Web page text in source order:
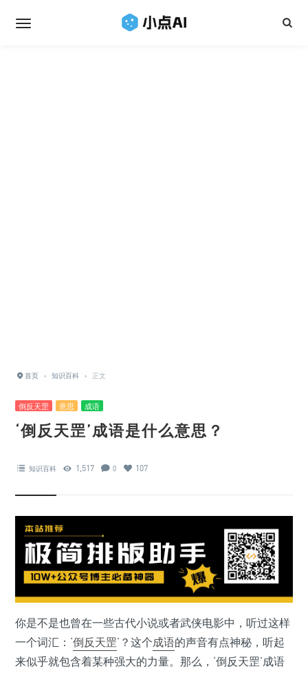
首页 › 知识百科 › 正文
倒反天罡 意思 成语
‘倒反天罡’成语是什么意思？
知识百科 1,517 0 107
你是不是也曾在一些古代小说或者武侠电影中，听过这样
一个词汇：‘倒反天罡’？这个成语的声音有点神秘，听起
来似乎就包含着某种强大的力量。那么，‘倒反天罡’成语